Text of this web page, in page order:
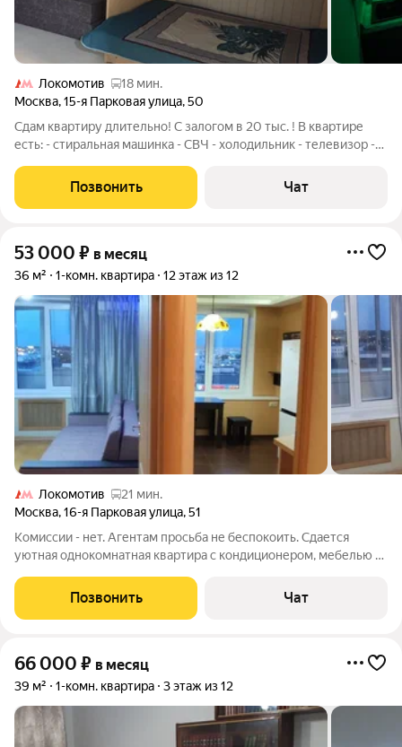
Локомотив
18 мин.
Москва,15-я Парковая улица,50
Сдам квартиру длительно! С залогом в 20 тыс. ! В квартире
есть: - стиральная машинка - СВЧ - холодильник - телевизор -
3 спальных места - вместительная гардеробная Есть
недоделки по ремонту,
Позвонить Чат
53 000 ₽ в месяц
36 м² 1-комн. квартира 12 этаж из 12
Локомотив
21 мин.
Москва,16-я Парковая улица,51
Комиссии - нет. Агентам просьба не беспокоить. Сдается
уютная однокомнатная квартира с кондиционером, мебелью и
сделан качественный ремонт. 5-8 минут на автобусе до
станции метро Щелковская.
Позвонить Чат
66 000 ₽ в месяц
39 м² 1-комн. квартира 3 этаж из 12